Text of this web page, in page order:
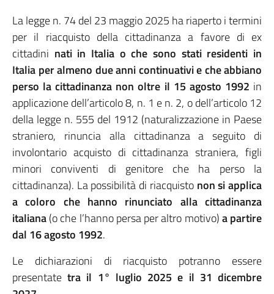
La legge n. 74 del 23 maggio 2025 ha riaperto i termini
per il riacquisto della cittadinanza a favore di ex
cittadini nati in Italia o che sono stati residenti in
Italia per almeno due anni continuativi e che abbiano
perso la cittadinanza non oltre il 15 agosto 1992 in
applicazione dell’articolo 8, n. 1 e n. 2, o dell’articolo 12
della legge n. 555 del 1912 (naturalizzazione in Paese
straniero, rinuncia alla cittadinanza a seguito di
involontario acquisto di cittadinanza straniera, figli
minori conviventi di genitore che ha perso la
cittadinanza). La possibilità di riacquisto non si applica
a coloro che hanno rinunciato alla cittadinanza
italiana(o che l’hanno persa per altro motivo)a partire
dal 16 agosto 1992.
Le dichiarazioni di riacquisto potranno essere
presentatetra il 1° luglio 2025 e il 31 dicembre